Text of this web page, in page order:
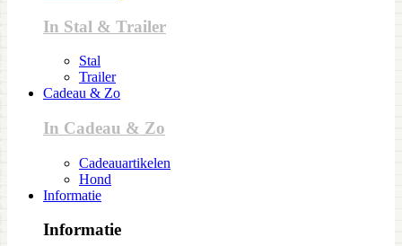
In Stal & Trailer
Stal
Trailer
Cadeau & Zo
In Cadeau & Zo
Cadeauartikelen
Hond
Informatie
Informatie